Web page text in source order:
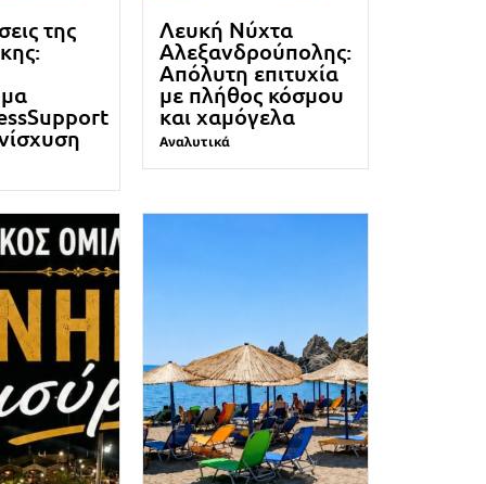
της Λευκή Νύχτα
Αλεξανδρούπολης:
Απόλυτη επιτυχία
με πλήθος κόσμου
και χαμόγελα
Αναλυτικά